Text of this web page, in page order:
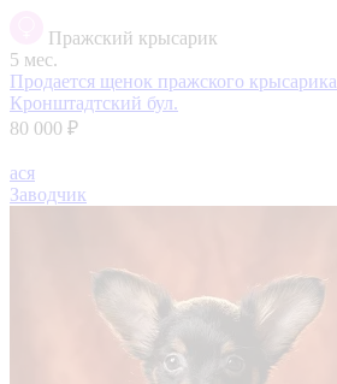
Пражский крысарик
5 мес.
Продается щенок пражского крысарика
Кронштадтский бул.
80 000 ₽
ася
Заводчик